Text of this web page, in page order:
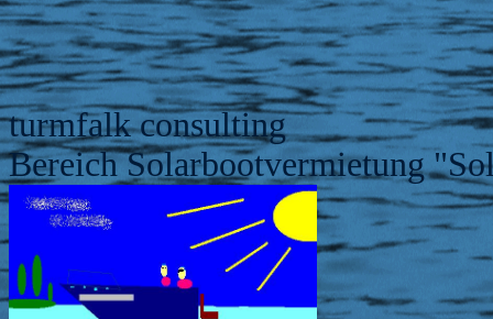
turmfalk consulting
Bereich Solarbootvermietung